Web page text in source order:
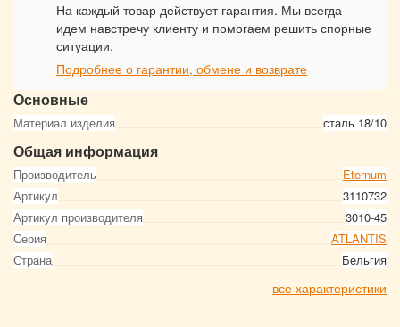
Основные
Материал изделия сталь 18/10
Общая информация
Производитель
Eternum
Артикул
3110732
Артикул производителя
3010-45
Серия
ATLANTIS
Страна
Бельгия
все характеристики
На каждый товар действует гарантия. Мы всегда
идем навстречу клиенту и помогаем решить спорные
ситуации.
Подробнее о гарантии, обмене и возврате